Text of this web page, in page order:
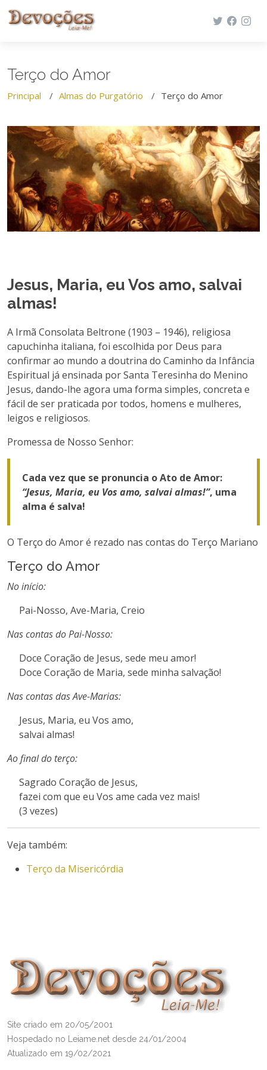
Terço do Amor
Principal Almas do Purgatório Terço do Amor
Jesus, Maria, eu Vos amo, salvai
almas!
A Irmã Consolata Beltrone (1903 – 1946), religiosa
capuchinha italiana, foi escolhida por Deus para
confirmar ao mundo a doutrina do Caminho da Infância
Espiritual já ensinada por Santa Teresinha do Menino
Jesus, dando-lhe agora uma forma simples, concreta e
fácil de ser praticada por todos, homens e mulheres,
leigos e religiosos.
Promessa de Nosso Senhor:
Cada vez que se pronuncia o Ato de Amor:
“Jesus, Maria, eu Vos amo, salvai almas!”, uma
alma é salva!
O Terço do Amor é rezado nas contas do Terço Mariano
Terço do Amor
No início:
Pai-Nosso, Ave-Maria, Creio
Nas contas do Pai-Nosso:
Doce Coração de Jesus, sede meu amor!
Doce Coração de Maria, sede minha salvação!
Nas contas das Ave-Marias:
Jesus, Maria, eu Vos amo,
salvai almas!
Ao final do terço:
Sagrado Coração de Jesus,
fazei com que eu Vos ame cada vez mais!
(3 vezes)
Veja também:
Terço da Misericórdia
Site criado em 20/05/2001
Hospedado no Leiame.net desde 24/01/2004
Atualizado em 19/02/2021